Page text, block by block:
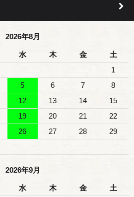
2026年8月
水 木 金
土
1
5 6 7
8
12 13 14
15
19 20 21
22
26 27 28
29
2026年9月
水 木 金
土